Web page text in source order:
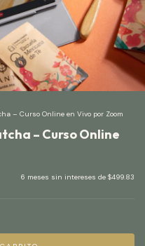
– Curso Online en Vivo por Zoom
– Curso Online
6 meses sin intereses de $499.83